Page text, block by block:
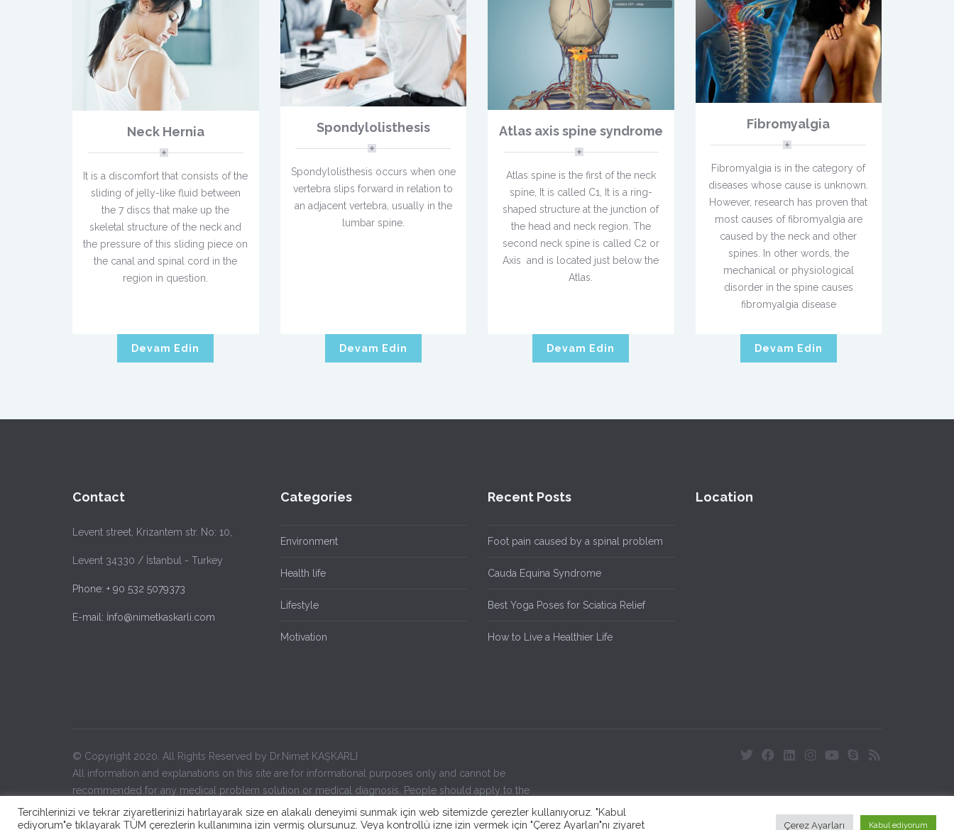
Neck Hernia
It is a discomfort that consists of the
sliding of jelly-like fluid between
the 7 discs that make up the
skeletal structure of the neck and
the pressure of this sliding piece on
the canal and spinal cord in the
region in question.
Devam Edin
Spondylolisthesis
Spondylolisthesis occurs when one
vertebra slips forward in relation to
an adjacent vertebra, usually in the
lumbar spine.
Devam Edin
Atlas axis spine syndrome
Atlas spine is the first of the neck
spine, It is called C1, It is a ring-
shaped structure at the junction of
the head and neck region. The
second neck spine is called C2 or
Axis and is located just below the
Atlas.
Devam Edin
Fibromyalgia
Fibromyalgia is in the category of
diseases whose cause is unknown.
However, research has proven that
most causes of fibromyalgia are
caused by the neck and other
spines. In other words, the
mechanical or physiological
disorder in the spine causes
fibromyalgia disease
Devam Edin
Contact
Levent street, Krizantem str. No: 10,
Levent 34330 / İstanbul - Turkey
Phone: + 90 532 5079373
E-mail: İnfo@nimetkaskarli.com
Categories
Environment
Health life
Lifestyle
Motivation
Recent Posts
Foot pain caused by a spinal problem
Cauda Equina Syndrome
Best Yoga Poses for Sciatica Relief
How to Live a Healthier Life
Location
© Copyright 2020. All Rights Reserved by Dr.Nimet KAŞKARLI
All information and explanations on this site are for informational purposes only and cannot be
recommended for any medical problem solution or medical diagnosis. People should apply to the
health institution or doctor for the solution of their health problems. Visitors to this site have already
read and accepted these warnings.
Tercihlerinizi ve tekrar ziyaretlerinizi hatırlayarak size en alakalı deneyimi sunmak için web sitemizde çerezler kullanıyoruz. "Kabul
ediyorum"e tıklayarak TÜM çerezlerin kullanımına izin vermiş olursunuz. Veya kontrollü izne izin vermek için "Çerez Ayarları"nı ziyaret
Çerez Ayarları Kabul ediyorum